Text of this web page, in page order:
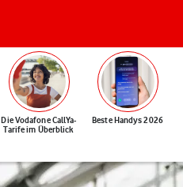
Die Vodafone CallYa-
Tarife im Überblick
Beste Handys 2026